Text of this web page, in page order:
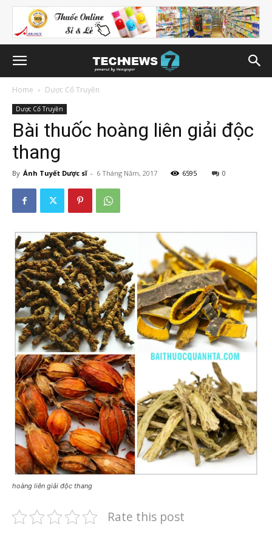
Home Dược Cổ Truyền
Dược Cổ Truyền
Bài thuốc hoàng liên giải độc
thang
By Ánh Tuyết Dược sĩ - 6 Tháng Năm, 2017 6595 0
hoàng liên giải độc thang
Rate this post